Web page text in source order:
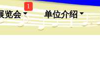
览会
1
单位介绍